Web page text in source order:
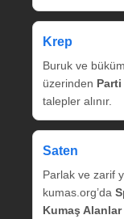
Krep
Buruk ve
üzerinden
talepler alınır.
Saten
Parlak ve zarif
kumas.org’da
Kumaş Alanlar